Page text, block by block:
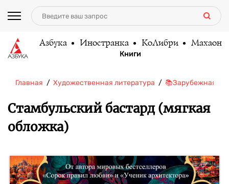
Азбука Иностранка КоЛибри Махаон
Книги
Главная Художественная литература 📚Зарубежная
Стамбульский бастард (мягкая
обложка)